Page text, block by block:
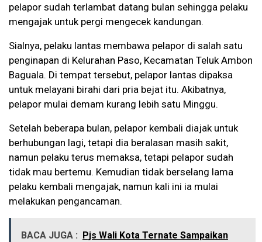
pelapor sudah terlambat datang bulan sehingga pelaku
mengajak untuk pergi mengecek kandungan.
Sialnya, pelaku lantas membawa pelapor di salah satu
penginapan di Kelurahan Paso, Kecamatan Teluk Ambon
Baguala. Di tempat tersebut, pelapor lantas dipaksa
untuk melayani birahi dari pria bejat itu. Akibatnya,
pelapor mulai demam kurang lebih satu Minggu.
Setelah beberapa bulan, pelapor kembali diajak untuk
berhubungan lagi, tetapi dia beralasan masih sakit,
namun pelaku terus memaksa, tetapi pelapor sudah
tidak mau bertemu. Kemudian tidak berselang lama
pelaku kembali mengajak, namun kali ini ia mulai
melakukan pengancaman.
BACA JUGA :
Pjs Wali Kota Ternate Sampaikan